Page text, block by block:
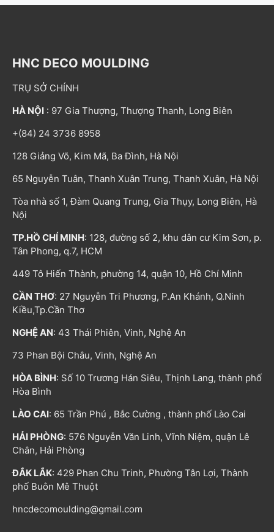
HNC DECO MOULDING
TRỤ SỞ CHÍNH
HÀ NỘI : 97 Gia Thượng, Thượng Thanh, Long Biên
+(84) 24 3736 8958
128 Giảng Võ, Kim Mã, Ba Đình, Hà Nội
65 Nguyễn Tuân, Thanh Xuân Trung, Thanh Xuân, Hà Nội
Tòa nhà số 1, Đàm Quang Trung, Gia Thụy, Long Biên, Hà
Nội
TP.HỒ CHÍ MINH: 128, đường số 2, khu dân cư Kim Sơn, p.
Tân Phong, q.7, HCM
449 Tô Hiến Thành, phường 14, quận 10, Hồ Chí Minh
CẦN THƠ: 27 Nguyễn Tri Phương, P.An Khánh, Q.Ninh
Kiều,Tp.Cần Thơ
NGHỆ AN: 43 Thái Phiên, Vinh, Nghệ An
73 Phan Bội Châu, Vinh, Nghệ An
HÒA BÌNH: Số 10 Trương Hán Siêu, Thịnh Lang, thành phố
Hòa Bình
LÀO CAI: 65 Trần Phú , Bắc Cường , thành phố Lào Cai
HẢI PHÒNG: 576 Nguyễn Văn Linh, Vĩnh Niệm, quận Lê
Chân, Hải Phòng
ĐẮK LẮK: 429 Phan Chu Trinh, Phường Tân Lợi, Thành
phố Buôn Mê Thuột
hncdecomoulding@gmail.com